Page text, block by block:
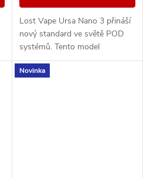
Lost Vape Ursa Nano 3 přináší
nový standard ve světě POD
systémů. Tento model
kombinuje elegantní design s
precizním zpracováním a
Novinka